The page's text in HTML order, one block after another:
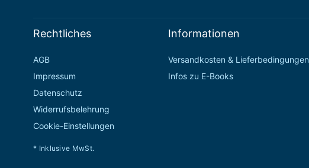
Rechtliches
AGB
Impressum
Datenschutz
Widerrufsbelehrung
Cookie-Einstellungen
* Inklusive MwSt.
Informationen
Versandkosten & Lieferbedingungen
Infos zu E-Books